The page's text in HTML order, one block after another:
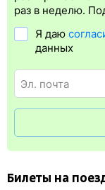
упрощает жизнь
Электронная
исключение
в электронном жд
регистрации еще и
раз в неделю.
Я даю
данных
Билеты на